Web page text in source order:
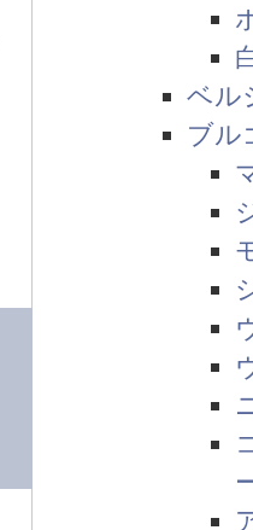
ベル
ブル